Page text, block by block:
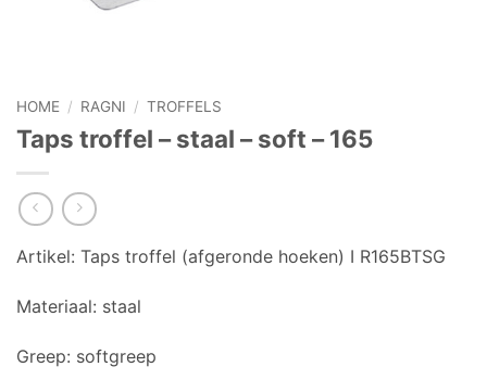
HOME / RAGNI / TROFFELS
Taps troffel – staal – soft – 165
Artikel: Taps troffel (afgeronde hoeken) I R165BTSG
Materiaal: staal
Greep: softgreep